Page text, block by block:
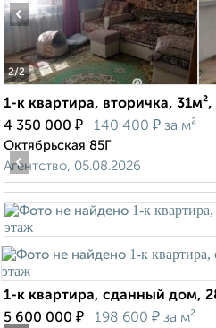
2/2
‹
1-к квартира, вторичка,
4 350 000 ₽ 140 400 ₽ за м²
Октябрьская 85Г
Агентство, 05.08.2026
‹
1-к квартира, сданный дом,
5 600 000 ₽ 198 600 ₽ за м²